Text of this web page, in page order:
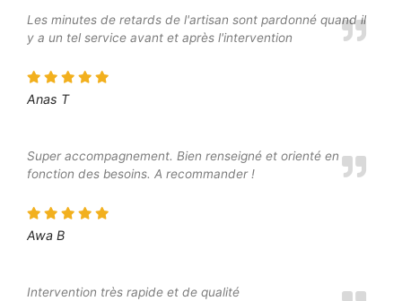
Les minutes de retards de l'artisan sont pardonné quand il
y a un tel service avant et après l'intervention
Anas T
Super accompagnement. Bien renseigné et orienté en
fonction des besoins. A recommander !
Awa B
Intervention très rapide et de qualité